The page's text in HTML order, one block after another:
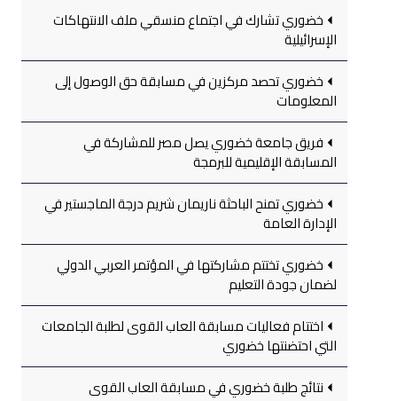
خضوري تشارك في اجتماع منسقي ملف الانتهاكات
الإسرائيلية
خضوري تحصد مركزين في مسابقة حق الوصول إلى
المعلومات
فريق جامعة خضوري يصل مصر للمشاركة في
المسابقة الإقليمية للبرمجة
خضوري تمنح الباحثة ناريمان شريم درجة الماجستير في
الإدارة العامة
خضوري تختتم مشاركتها في المؤتمر العربي الدولي
لضمان جودة التعليم
اختتام فعاليات مسابقة العاب القوى لطلبة الجامعات
التي احتضنتها خضوري
نتائج طلبة خضوري في مسابقة العاب القوى